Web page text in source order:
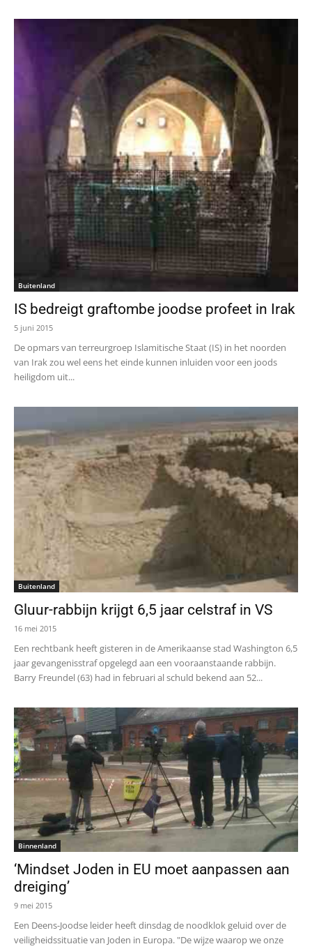
Buitenland
IS bedreigt graftombe joodse profeet in Irak
5 juni 2015
De opmars van terreurgroep Islamitische Staat (IS) in het noorden
van Irak zou wel eens het einde kunnen inluiden voor een joods
heiligdom uit...
Buitenland
Gluur-rabbijn krijgt 6,5 jaar celstraf in VS
16 mei 2015
Een rechtbank heeft gisteren in de Amerikaanse stad Washington 6,5
jaar gevangenisstraf opgelegd aan een vooraanstaande rabbijn.
Barry Freundel (63) had in februari al schuld bekend aan 52...
Binnenland
‘Mindset Joden in EU moet aanpassen aan
dreiging’
9 mei 2015
Een Deens-Joodse leider heeft dinsdag de noodklok geluid over de
veiligheidssituatie van Joden in Europa. "De wijze waarop we onze